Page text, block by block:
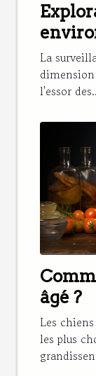
La
l'essor
âgé ?
Les
les plus